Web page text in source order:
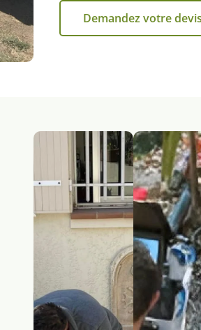
Demandez votre devis